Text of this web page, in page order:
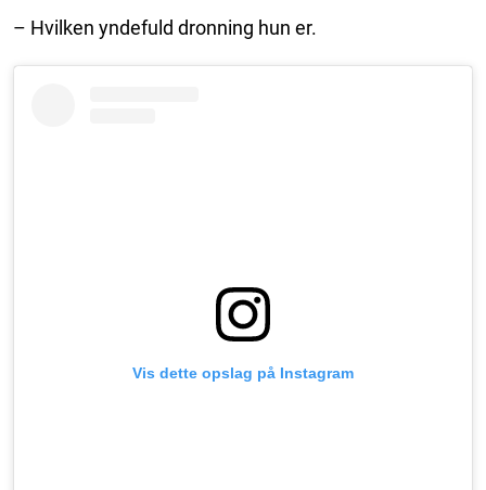
– Hvilken yndefuld dronning hun er.
Vis dette opslag på Instagram